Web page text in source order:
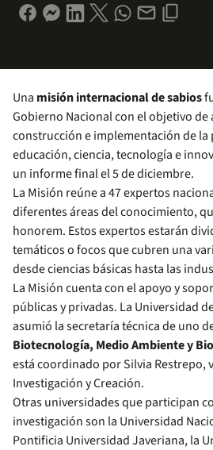
Una misión internacional de sabios
Gobierno Nacional con el objetivo de
construcción e implementación de
educación, ciencia, tecnología e
un informe final el 5 de diciembre.
La Misión reúne a 47 expertos
diferentes áreas del conocimiento,
honorem. Estos expertos estarán
temáticos o focos que cubren una
desde ciencias básicas hasta las
La Misión cuenta con el apoyo y
públicas y privadas. La Universidad
asumió la secretaría técnica de uno
Biotecnología, Medio Ambiente y
está coordinado por Silvia Restrepo,
Investigación y Creación.
Otras universidades que participan
investigación son la Universidad
Pontificia Universidad Javeriana, la